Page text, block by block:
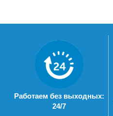
Работаем без выходных:
24/7